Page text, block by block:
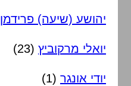
יהושע (שיעה) פרידמן
יואלי מרקוביץ (23)
יודי אונגר (1)